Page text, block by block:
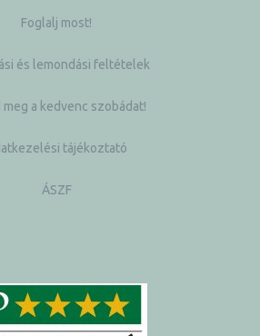
Foglalj most!
és lemondási feltételek
meg a kedvenc szobádat!
tájékoztató
ÁSZF